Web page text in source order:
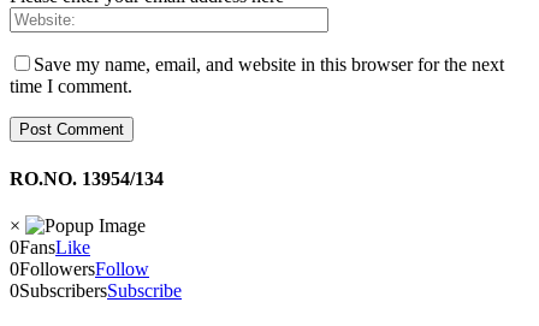
Save my name, email, and website in this browser for the next
time I comment.
RO.NO. 13954/134
×
0FansLike
0FollowersFollow
0SubscribersSubscribe